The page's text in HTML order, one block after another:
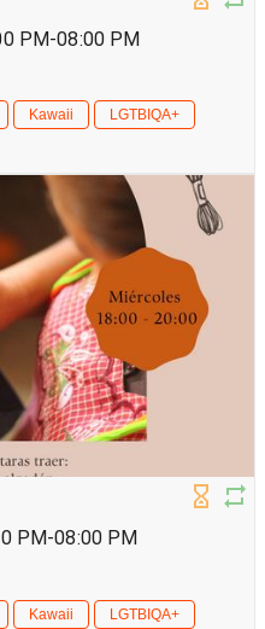
PM-08:00 PM
Kawaii
LGTBIQA+
PM-08:00 PM
Kawaii
LGTBIQA+